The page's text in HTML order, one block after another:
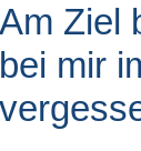
Am Ziel
bei mir